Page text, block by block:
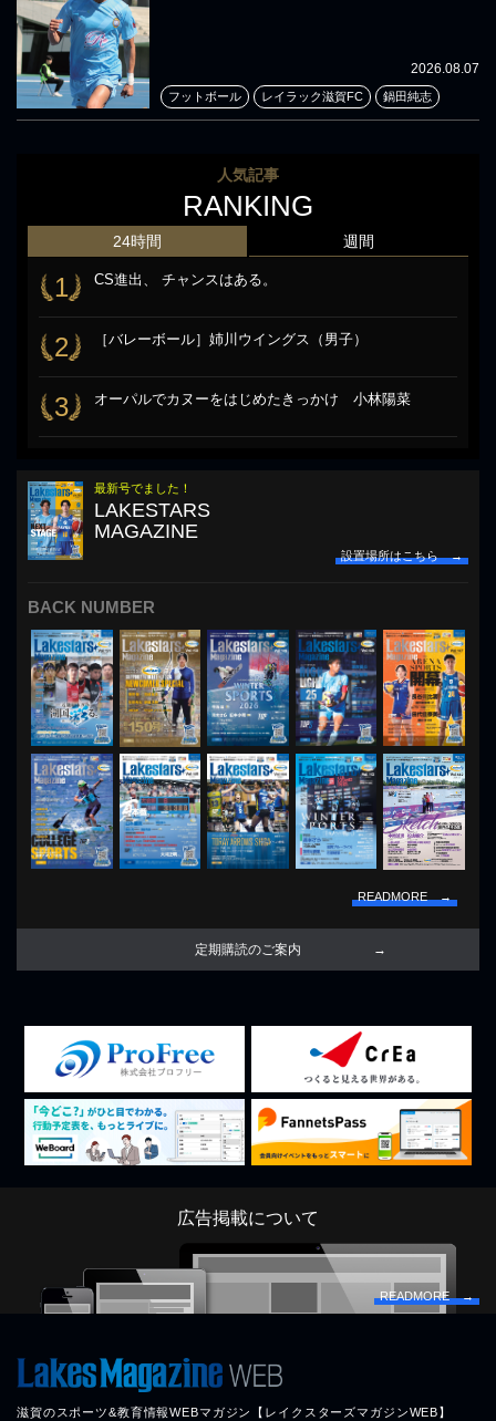
2026.08.07
フットボール レイラック滋賀FC 鍋田純志
人気記事
RANKING
24時間
1 CS進出、 チャンスはある。
2 ［バレーボール］姉川ウイングス（男子）
3 オーパルでカヌーをはじめたきっかけ 小林陽菜
週間
最新号でました！
LAKESTARS
MAGAZINE
設置場所はこちら →
BACK NUMBER
READMORE →
定期購読のご案内
広告掲載について
READMORE →
滋賀のスポーツ&教育情報WEBマガジン【レイクスターズマガジンWEB】